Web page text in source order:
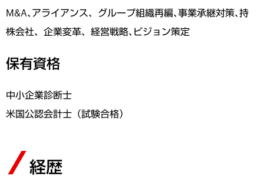
M&A､アライアンス、グループ組織再編､事業承継対策､持
株会社、企業変革、経営戦略､ビジョン策定
保有資格
中小企業診断士
米国公認会計士（試験合格）
経歴